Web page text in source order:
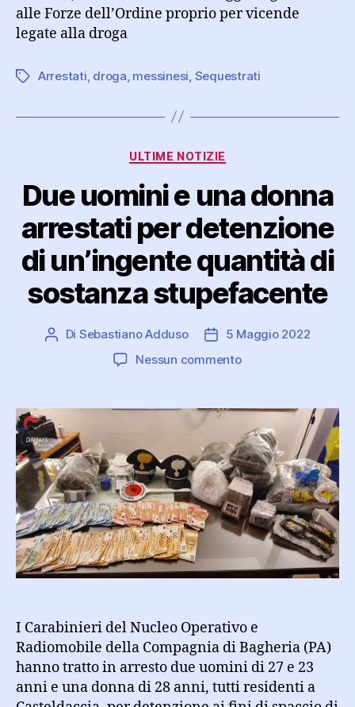
alle Forze dell’Ordine proprio per vicende
legate alla droga
Tag Arrestati droga messinesi Sequestrati
Categorie
ULTIME NOTIZIE
Due uomini e una donna
arrestati per detenzione
di un’ingente quantità di
sostanza stupefacente
Autore
Di Sebastiano Adduso
Data
dell'articolo
5 Maggio 2022
Nessun commentosu
e
una
donna
arrestati
per
detenzione
di
un’ingente
quantità
di
I Carabinieri del Nucleo Operativo e
Radiomobile della Compagnia di Bagheria (PA)
hanno tratto in arresto due uomini di 27 e 23
anni e una donna di 28 anni, tutti residenti a